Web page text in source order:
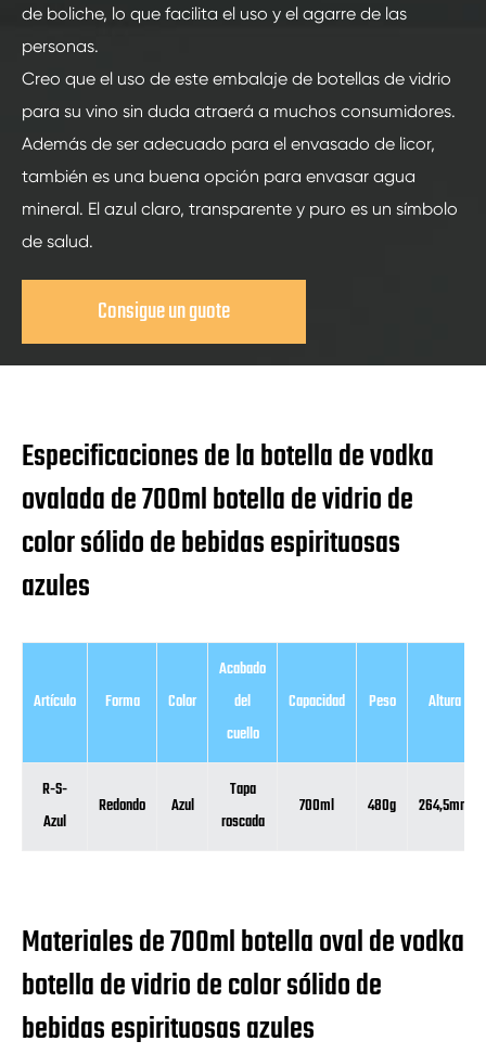
de boliche, lo que facilita el uso y el agarre de las
personas.
Creo que el uso de este embalaje de botellas de vidrio
para su vino sin duda atraerá a muchos consumidores.
Además de ser adecuado para el envasado de licor,
también es una buena opción para envasar agua
mineral. El azul claro, transparente y puro es un símbolo
de salud.
Consigue un guote
Especificaciones de la botella de vodka
ovalada de 700ml botella de vidrio de
color sólido de bebidas espirituosas
azules
Artículo Forma Color
Acabado
del
cuello
Capacidad Peso Altura
R-S-
Azul
Redondo Azul
Tapa
roscada
700ml 480g 264,5mm
Materiales de 700ml botella oval de vodka
botella de vidrio de color sólido de
bebidas espirituosas azules